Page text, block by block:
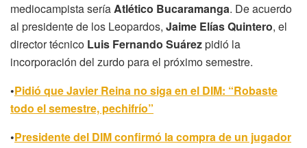
mediocampista seríaAtlético Bucaramanga. De acuerdo
al presidente de los Leopardos, Jaime Elías Quintero, el
director técnico Luis Fernando Suárezpidió la
incorporación del zurdo para el próximo semestre.
•Pidió que Javier Reina no siga en el DIM: “Robaste
todo el semestre, pechifrío”
•Presidente del DIM confirmó la compra de un jugador